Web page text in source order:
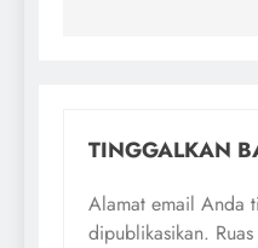
TINGGALKAN
Alamat email Anda
dipublikasikan.